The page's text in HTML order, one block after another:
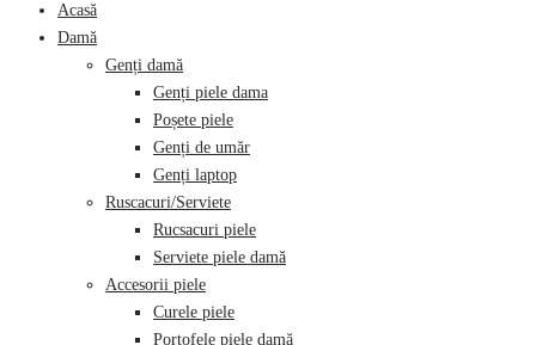
Acasă
Damă
Genți damă
Genți piele dama
Poșete piele
Genți de umăr
Genți laptop
Ruscacuri/Serviete
Rucsacuri piele
Serviete piele damă
Accesorii piele
Curele piele
Portofele piele damă